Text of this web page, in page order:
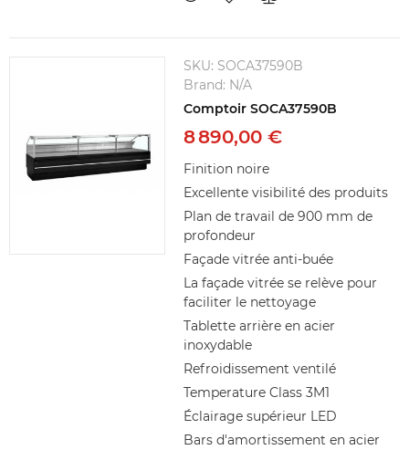
SKU: SOCA37590B
Brand: N/A
Comptoir SOCA37590B
8 890,00 €
Finition noire
Excellente visibilité des produits
Plan de travail de 900 mm de
profondeur
Façade vitrée anti-buée
La façade vitrée se relève pour
faciliter le nettoyage
Tablette arrière en acier
inoxydable
Refroidissement ventilé
Temperature Class 3M1
Éclairage supérieur LED
Bars d'amortissement en acier